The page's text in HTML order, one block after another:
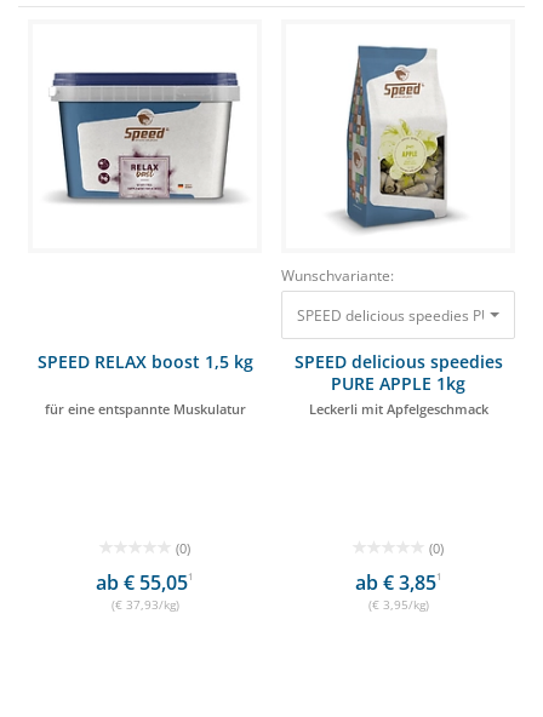
SPEED RELAX boost 1,5 kg
für eine entspannte Muskulatur
(0)
ab € 55,051
(€ 37,93/kg)
Wunschvariante:
SPEED delicious speedies PURE
SPEED delicious speedies
PURE APPLE 1kg
Leckerli mit Apfelgeschmack
(0)
ab € 3,851
(€ 3,95/kg)